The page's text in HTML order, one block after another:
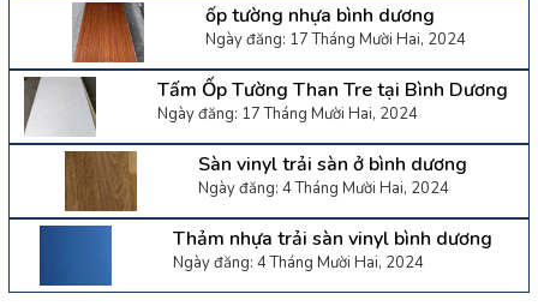
ốp tường nhựa bình dương
Ngày đăng: 17 Tháng Mười Hai, 2024
Tấm Ốp Tường Than Tre tại Bình Dương
Ngày đăng: 17 Tháng Mười Hai, 2024
Sàn vinyl trải sàn ở bình dương
Ngày đăng: 4 Tháng Mười Hai, 2024
Thảm nhựa trải sàn vinyl bình dương
Ngày đăng: 4 Tháng Mười Hai, 2024